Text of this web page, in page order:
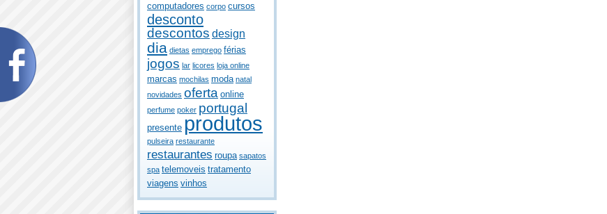
computadores corpo cursos
desconto
descontos design
dia dietas emprego férias
jogos lar licores loja online
marcas mochilas moda natal
novidades oferta online
perfume poker portugal
presente produtos
pulseira restaurante
restaurantes roupa sapatos
spa telemoveis tratamento
viagens vinhos